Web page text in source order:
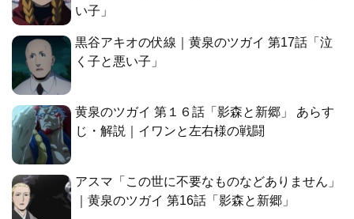
い子」
黒谷アキオの伏線｜黄泉のツガイ 第17話「泣
く子と悪い子」
黄泉のツガイ 第１６話「影森と新郷」 あらす
じ・解説｜イワンと左右様の戦闘
アスマ「この世に不要なものなどありません」
｜黄泉のツガイ 第16話「影森と新郷」